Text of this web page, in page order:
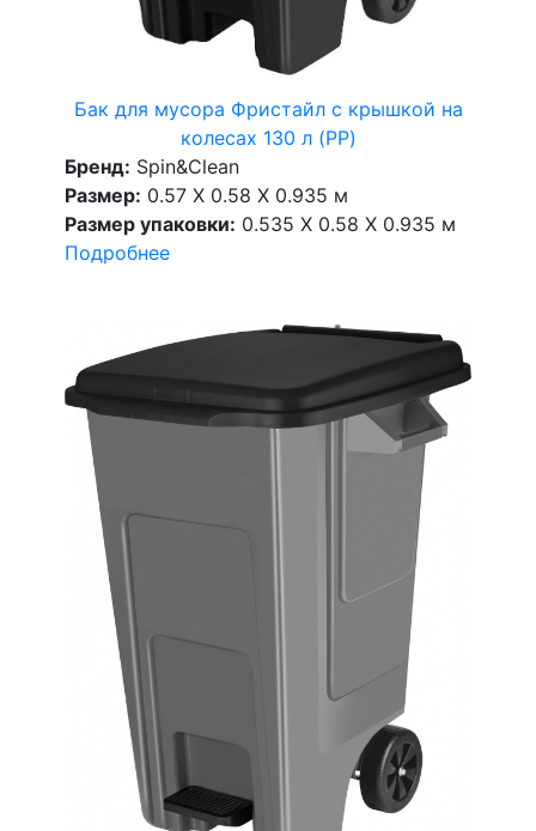
Бак для мусора Фристайл с крышкой на
колесах 130 л (PP)
Бренд: Spin&Clean
Размер: 0.57 X 0.58 X 0.935 м
Размер упаковки: 0.535 X 0.58 X 0.935 м
Подробнее